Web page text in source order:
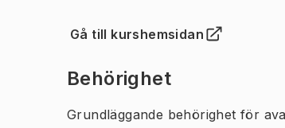
Gå till kurshemsidan
(Öppnas i ny flik)
Behörighet
Grundläggande behörighet för